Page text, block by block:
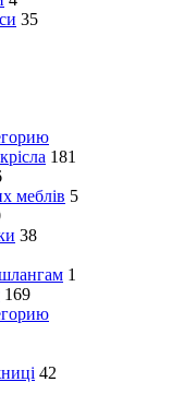
35
181
меблів 5
38
1
169
42